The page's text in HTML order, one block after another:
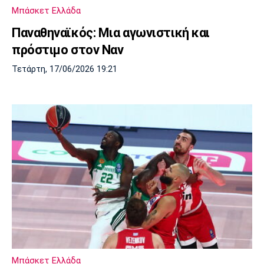
Λίβερπουλ
Μάντσεστερ
Σίτι
Γιουβέντους
Μπορούσια
Ντόρτμουντ
Παρί Σεν
Ζερμέν
Μαρσέιγ
Ερυθρός
Αστέρας
Τότεναμ
Μπάσκετ Ελλάδα
Παναθηναϊκός: Μια αγωνιστική και
πρόστιμο στον Ναν
Τετάρτη, 17/06/2026 19:21
Μπάσκετ Ελλάδα